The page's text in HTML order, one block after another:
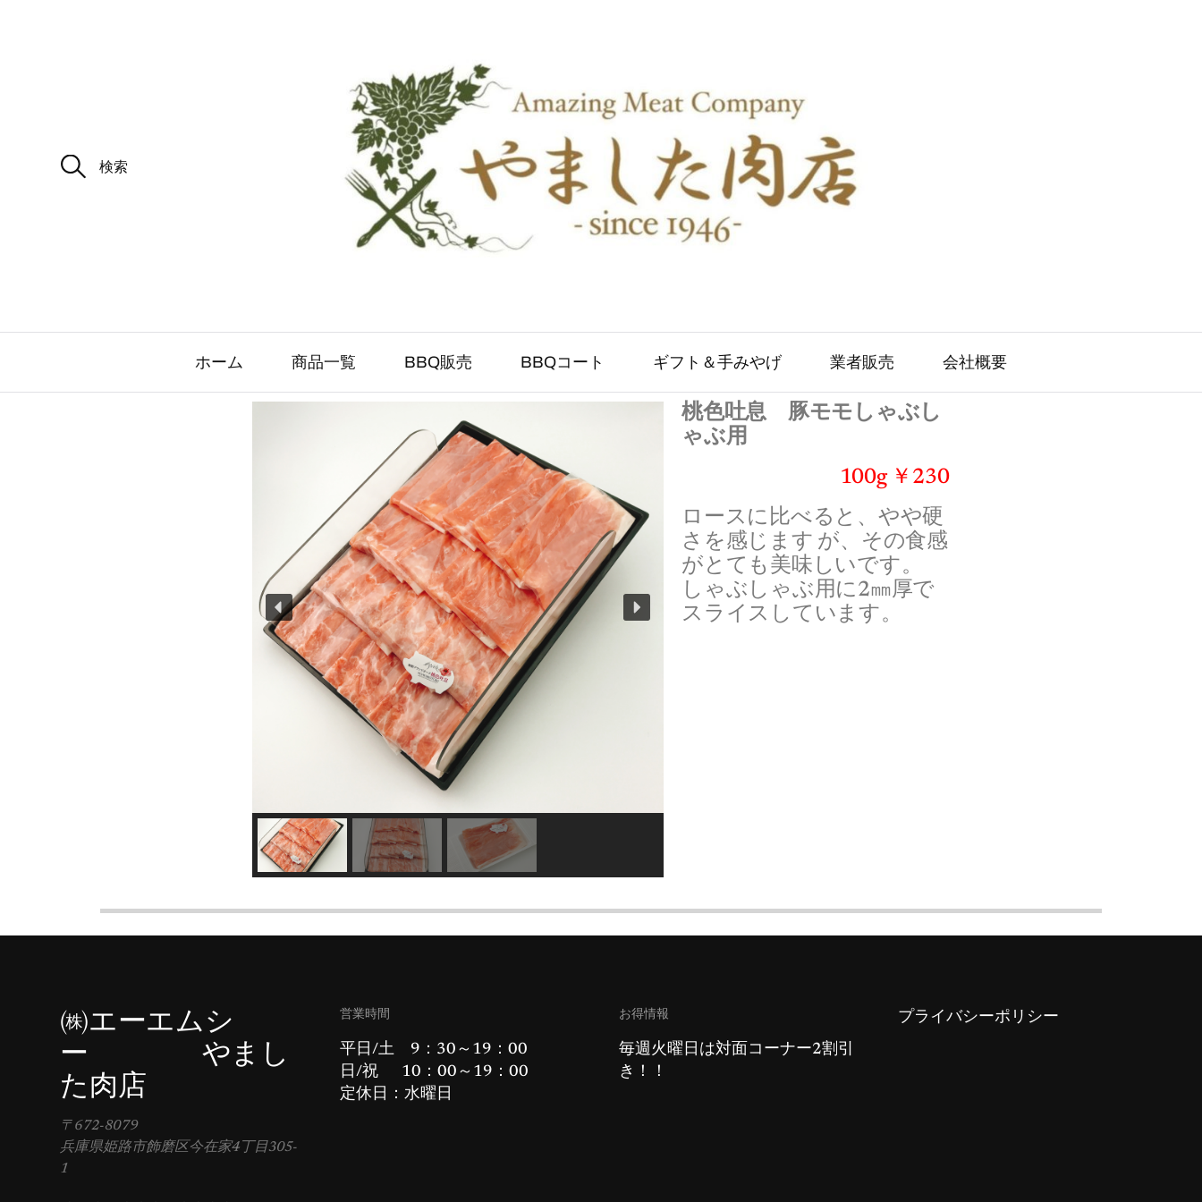
ホーム 商品一覧 BBQ販売 BBQコート ギフト＆手みやげ 業者販売 会社概要
桃色吐息 豚モモしゃぶし
ゃぶ用
100g ￥230
ロースに比べると、やや硬
さを感じます が、その食感
がとても美味しいです。
しゃぶしゃぶ用に2㎜厚で
スライスしています。
㈱エーエムシ
ー やまし
た肉店
〒672-8079
兵庫県姫路市飾磨区今在家4丁目305-
1
営業時間
平日/土 9：30～19：00
日/祝 10：00～19：00
定休日：水曜日
お得情報
毎週火曜日は対面コーナー2割引
き！！
プライバシーポリシー